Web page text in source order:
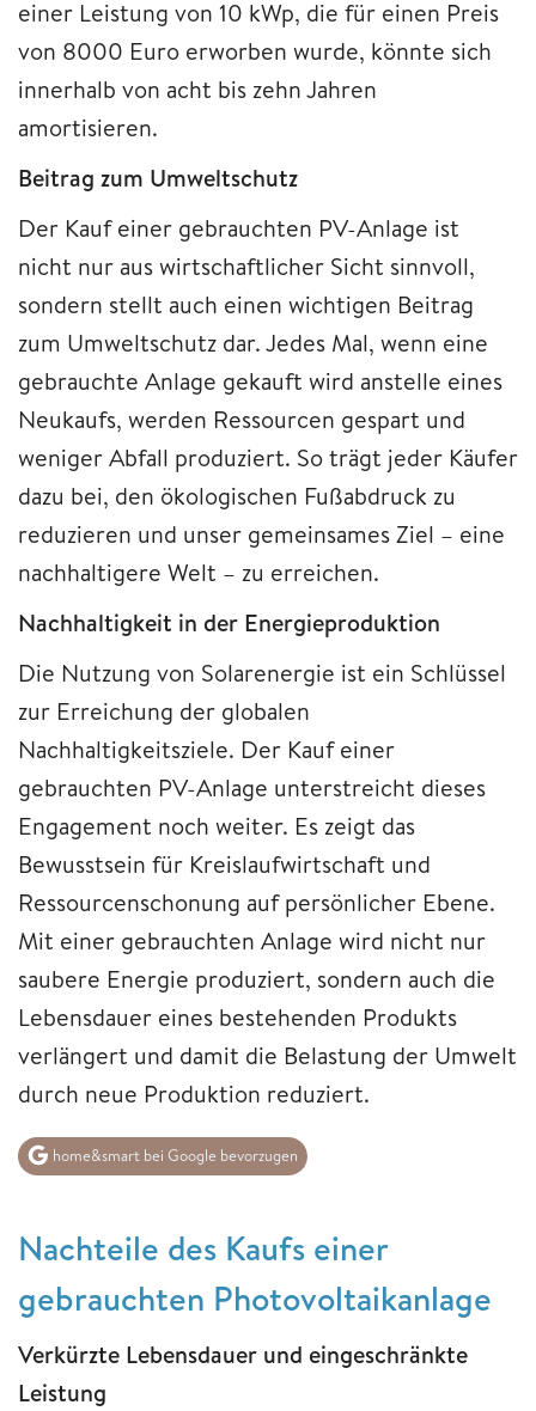
einer Leistung von 10 kWp, die für einen Preis
von 8000 Euro erworben wurde, könnte sich
innerhalb von acht bis zehn Jahren
amortisieren.
Beitrag zum Umweltschutz
Der Kauf einer gebrauchten PV-Anlage ist
nicht nur aus wirtschaftlicher Sicht sinnvoll,
sondern stellt auch einen wichtigen Beitrag
zum Umweltschutz dar. Jedes Mal, wenn eine
gebrauchte Anlage gekauft wird anstelle eines
Neukaufs, werden Ressourcen gespart und
weniger Abfall produziert. So trägt jeder Käufer
dazu bei, den ökologischen Fußabdruck zu
reduzieren und unser gemeinsames Ziel – eine
nachhaltigere Welt – zu erreichen.
Nachhaltigkeit in der Energieproduktion
Die Nutzung von Solarenergie ist ein Schlüssel
zur Erreichung der globalen
Nachhaltigkeitsziele. Der Kauf einer
gebrauchten PV-Anlage unterstreicht dieses
Engagement noch weiter. Es zeigt das
Bewusstsein für Kreislaufwirtschaft und
Ressourcenschonung auf persönlicher Ebene.
Mit einer gebrauchten Anlage wird nicht nur
saubere Energie produziert, sondern auch die
Lebensdauer eines bestehenden Produkts
verlängert und damit die Belastung der Umwelt
durch neue Produktion reduziert.
home&smart bei Google bevorzugen
Nachteile des Kaufs einer
gebrauchten Photovoltaikanlage
Verkürzte Lebensdauer und eingeschränkte
Leistung